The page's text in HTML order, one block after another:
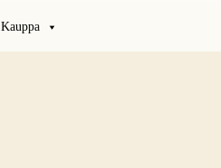
Kauppa